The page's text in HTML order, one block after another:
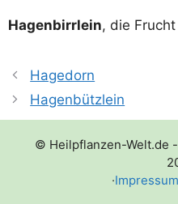
Hagenb­irr­lein, die
Hagedorn
Hagenbützlein
© Heilpflanzen-Welt.de
·Impressum